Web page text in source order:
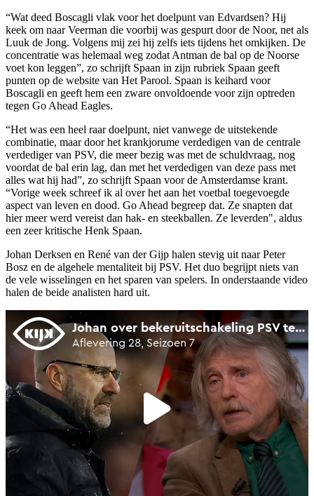
“Wat deed Boscagli vlak voor het doelpunt van Edvardsen? Hij
keek om naar Veerman die voorbij was gespurt door de Noor, net als
Luuk de Jong. Volgens mij zei hij zelfs iets tijdens het omkijken. De
concentratie was helemaal weg zodat Antman de bal op de Noorse
voet kon leggen”, zo schrijft Spaan in zijn rubriek Spaan geeft
punten op de website van Het Parool. Spaan is keihard voor
Boscagli en geeft hem een zware onvoldoende voor zijn optreden
tegen Go Ahead Eagles.
“Het was een heel raar doelpunt, niet vanwege de uitstekende
combinatie, maar door het krankjorume verdedigen van de centrale
verdediger van PSV, die meer bezig was met de schuldvraag, nog
voordat de bal erin lag, dan met het verdedigen van deze pass met
alles wat hij had”, zo schrijft Spaan voor de Amsterdamse krant.
“Vorige week schreef ik al over het aan het voetbal toegevoegde
aspect van leven en dood. Go Ahead begreep dat. Ze snapten dat
hier meer werd vereist dan hak- en steekballen. Ze leverden", aldus
een zeer kritische Henk Spaan.
Johan Derksen en René van der Gijp halen stevig uit naar Peter
Bosz en de algehele mentaliteit bij PSV. Het duo begrijpt niets van
de vele wisselingen en het sparen van spelers. In onderstaande video
halen de beide analisten hard uit.